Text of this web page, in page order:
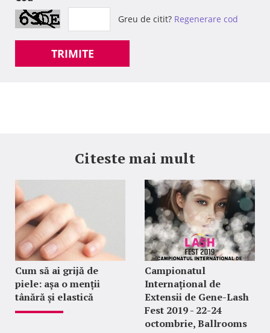
Greu de citit? Regenerare cod
TRIMITE
Citeste mai mult
Cum să ai grijă de
piele: așa o menții
tânără și elastică
Campionatul
Internațional de
Extensii de Gene-Lash
Fest 2019 - 22-24
octombrie, Ballrooms